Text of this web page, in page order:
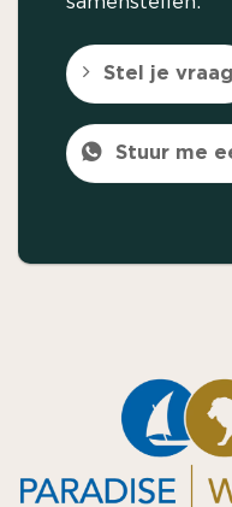
Stel je vraag
Stuur me